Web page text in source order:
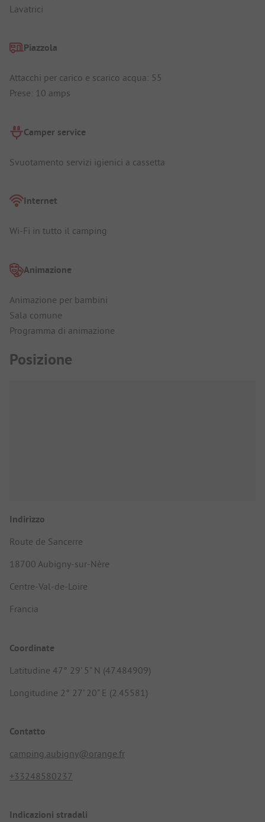
Lavatrici
Piazzola
Attacchi per carico e scarico acqua: 55
Prese: 10 amps
Camper service
Svuotamento servizi igienici a cassetta
Internet
Wi-Fi in tutto il camping
Animazione
Animazione per bambini
Sala comune
Programma di animazione
Posizione
Indirizzo
Route de Sancerre
18700 Aubigny-sur-Nère
Centre-Val-de-Loire
Francia
Coordinate
Latitudine 47° 29' 5" N (47.484909)
Longitudine 2° 27' 20" E (2.45581)
Contatto
camping.aubigny@orange.fr
+33248580237
Indicazioni stradali